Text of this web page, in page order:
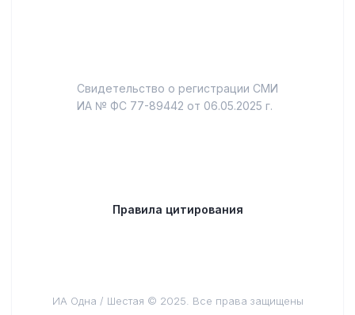
Свидетельство о регистрации СМИ
ИА № ФС 77-89442 от 06.05.2025 г.
Правила цитирования
ИА Одна / Шестая © 2025. Все права защищены